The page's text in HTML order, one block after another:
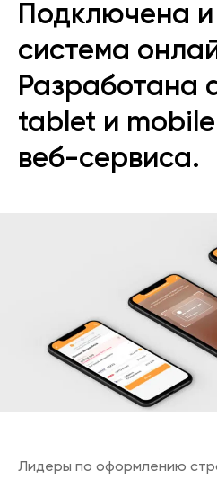
Подключена
система
Разработана
tablet и
веб-сервиса.
Лидеры по оформлению